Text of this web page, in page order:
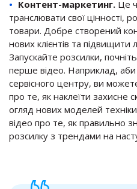
Контент-маркетинг. Це
транслювати свої цінності,
товари. Добре створений
нових клієнтів та підвищити
Запускайте розсилки,
перше відео. Наприклад, аби
сервісного центру, ви
про те, як наклеїти захисне
огляд нових моделей
відео про те, як правильно
розсилку з трендами на